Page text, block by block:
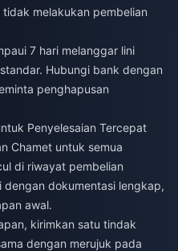
melakukan pembelian
7 hari melanggar lini
Hubungi bank dengan
penghapusan
Penyelesaian Tercepat
Chamet untuk semua
di riwayat pembelian
dokumentasi lengkap,
awal.
kirimkan satu tindak
dengan merujuk pada